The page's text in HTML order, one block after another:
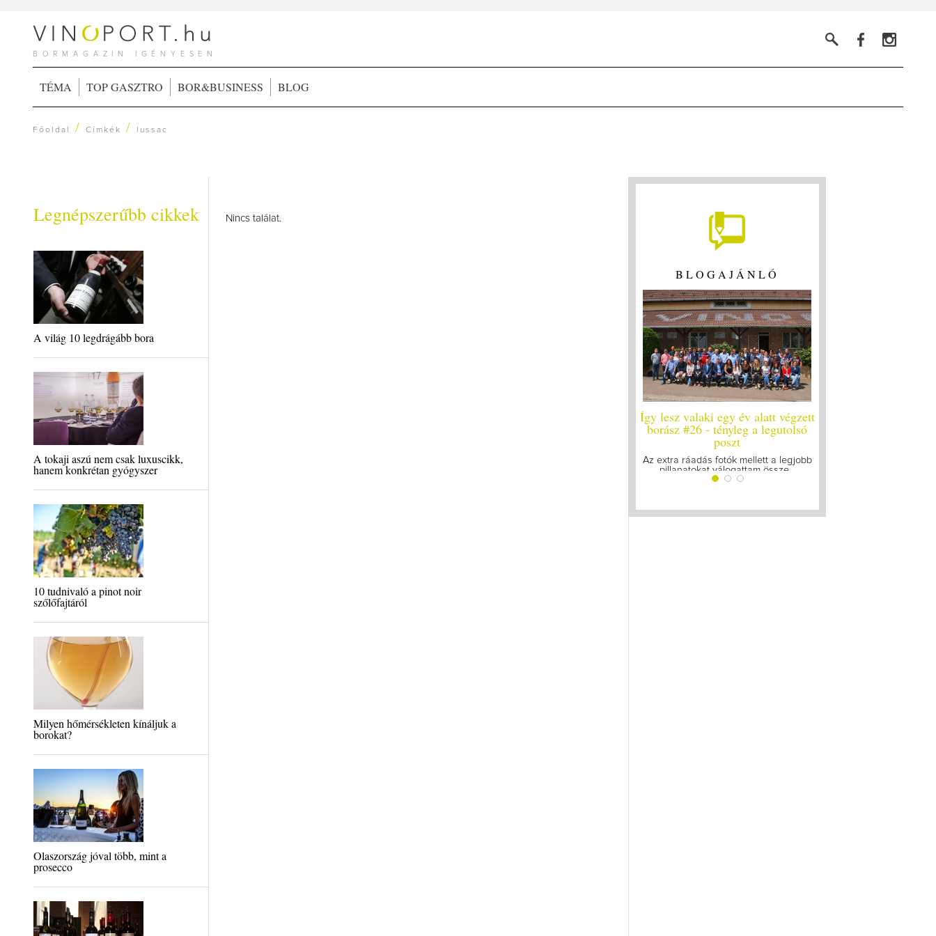
BORMAGAZIN IGÉNYESEN
TÉMA TOP GASZTRO BOR&BUSINESS BLOG
Főoldal /Címkék / lussac
Legnépszerűbb cikkek
A világ 10 legdrágább bora
A tokaji aszú nem csak luxuscikk,
hanem konkrétan gyógyszer
10 tudnivaló a pinot noir
szőlőfajtáról
Milyen hőmérsékleten kínáljuk a
borokat?
Olaszország jóval több, mint a
prosecco
Nincs találat.
BLOGAJÁNLÓ
Így lesz valaki egy év alatt végzett
borász #26 - tényleg a legutolsó
poszt
Az extra ráadás fotók mellett a legjobb
pillanatokat válogattam össze...